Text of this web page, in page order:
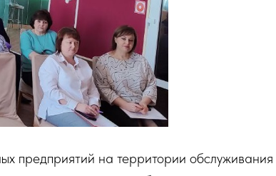
предприятий на территории обслуживания